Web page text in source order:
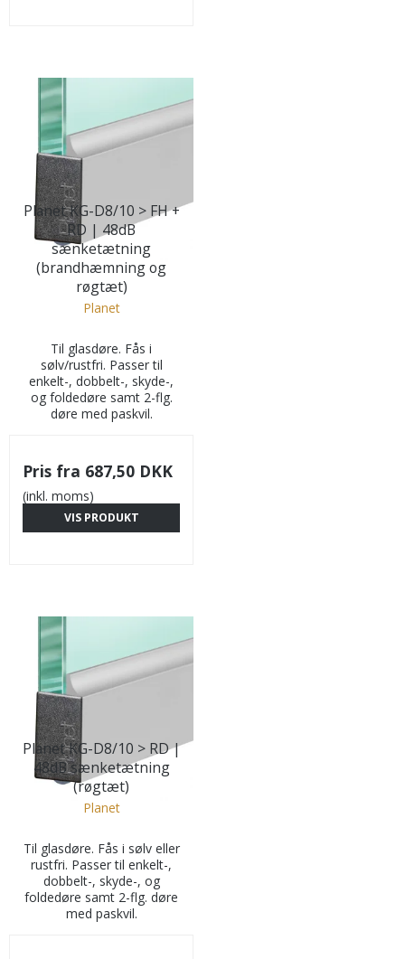
Planet KG-D8/10 > FH +
RD | 48dB
sænketætning
(brandhæmning og
røgtæt)
Planet
Til glasdøre. Fås i
sølv/rustfri. Passer til
enkelt-, dobbelt-, skyde-,
og foldedøre samt 2-flg.
døre med paskvil.
Pris fra 687,50 DKK
(inkl. moms)
VIS PRODUKT
Planet KG-D8/10 > RD |
48dB sænketætning
(røgtæt)
Planet
Til glasdøre. Fås i sølv eller
rustfri. Passer til enkelt-,
dobbelt-, skyde-, og
foldedøre samt 2-flg. døre
med paskvil.